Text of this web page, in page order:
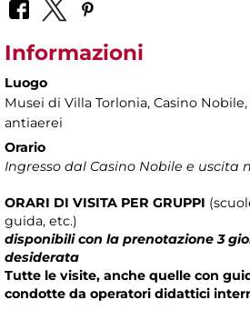
Informazioni
Luogo
Musei di Villa Torlonia, Casino
antiaerei
Orario
Ingresso dal Casino Nobile e uscita
ORARI DI VISITA PER GRUPPI
guida, etc.)
disponibili con la prenotazione 3
desiderata
Tutte le visite, anche quelle con
condotte da operatori didattici